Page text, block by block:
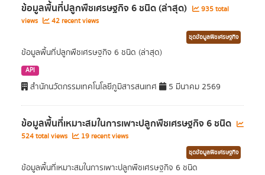
ข้อมูลพื้นที่ปลูกพืชเศรษฐกิจ 6 ชนิด (ล่าสุด)
935 total
views
42 recent views
ชุดข้อมูลพืชเศรษฐกิจ
ข้อมูลพื้นที่ปลูกพืชเศรษฐกิจ 6 ชนิด (ล่าสุด)
API
สำนักนวัตกรรมเทคโนโลยีภูมิสารสนเทศ 5 มีนาคม 2569
ข้อมูลพื้นที่เหมาะสมในการเพาะปลูกพืชเศรษฐกิจ 6 ชนิด
524 total views 19 recent views
ชุดข้อมูลพืชเศรษฐกิจ
ข้อมูลพื้นที่เหมาะสมในการเพาะปลูกพืชเศรษฐกิจ 6 ชนิด